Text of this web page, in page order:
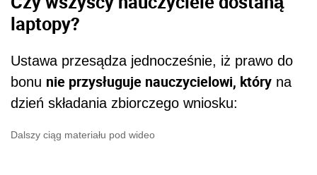
1) pozostaje w stanie nieczynnym,